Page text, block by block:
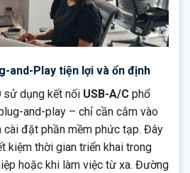
and-Play tiện lợi và ổn định
sử dụng kết nối USB-A/C phổ
and-play – chỉ cần cắm vào
cài đặt phần mềm phức tạp. Đây
kiệm thời gian triển khai trong
hoặc khi làm việc từ xa. Đường